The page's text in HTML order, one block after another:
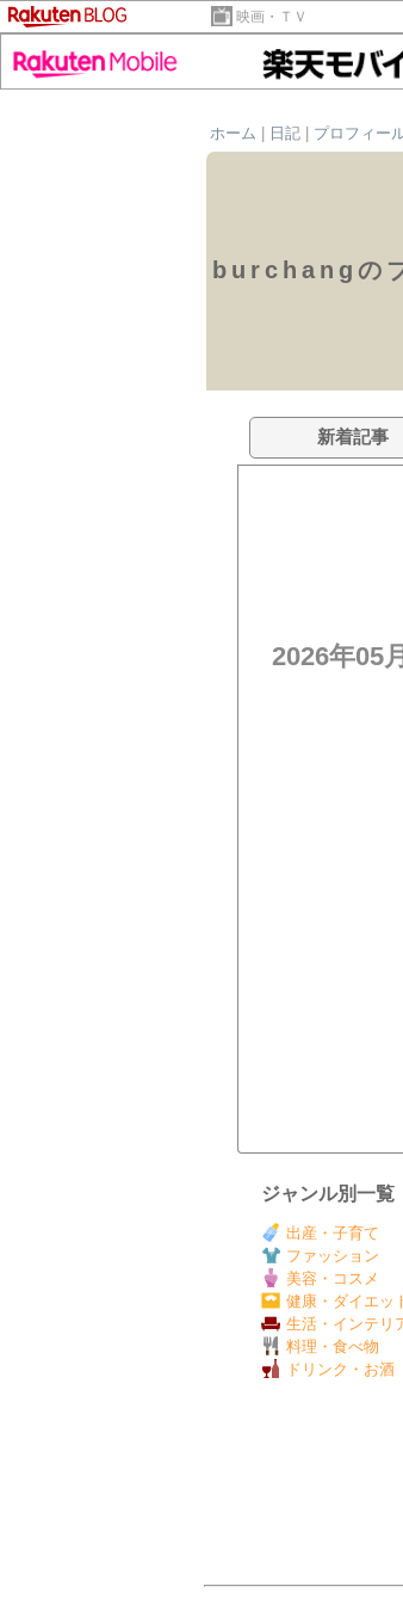
映画・ＴＶ
ホーム
日記 プロフィー
burchangの
新着記事
2026年05
ジャンル別一覧
出産・子育て
ファッション
美容・コスメ
健康・ダイエッ
生活・インテリ
料理・食べ物
ドリンク・お酒